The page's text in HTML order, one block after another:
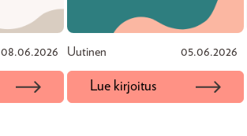
08.06.2026 Uutinen 05.06.2026
Lue kirjoitus